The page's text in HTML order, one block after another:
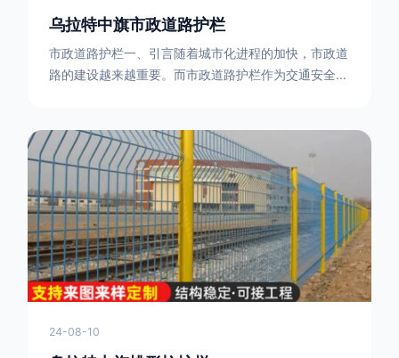
乌拉特中旗市政道路护栏
市政道路护栏一、引言随着城市化进程的加快，市政道
路的建设越来越重要。而市政道路护栏作为交通安全的
的功能防护功能：市政道路护栏的主要功能是防止车辆
失控，保护行人安全。它可以有效地阻止因驾驶员疏忽
或车辆故障而导致的事故发生，减少交通事故的发生
率。隔离功能：市政道路护栏可以将道路与人行道、绿
化带等隔离开来，避
24-08-10